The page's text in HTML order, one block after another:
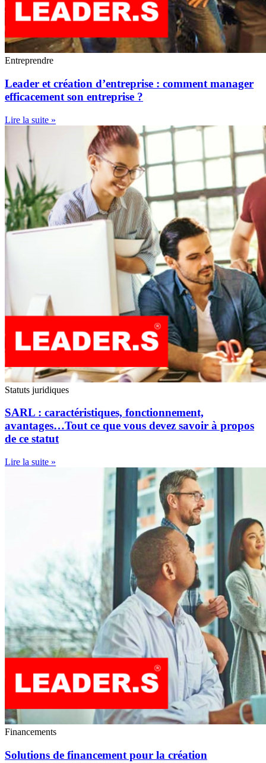
Entreprendre
Leader et création d’entreprise : comment manager
efficacement son entreprise ?
Lire la suite »
Statuts juridiques
SARL : caractéristiques, fonctionnement,
avantages…Tout ce que vous devez savoir à propos
de ce statut
Lire la suite »
Financements
Solutions de financement pour la création